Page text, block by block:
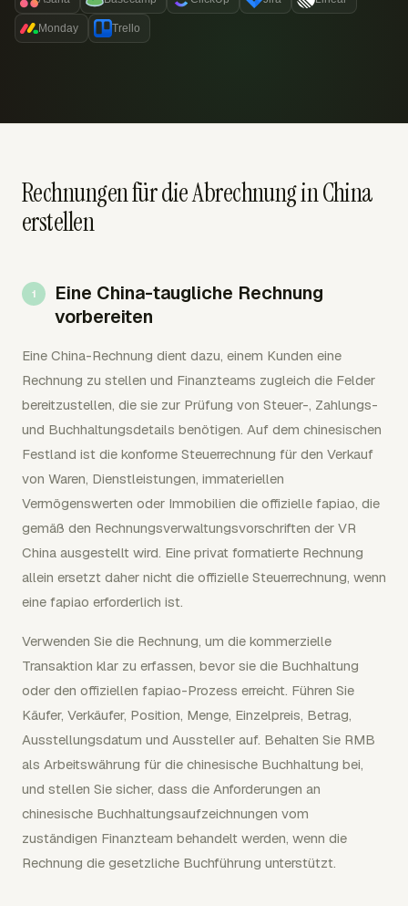
Monday Trello
Rechnungen für die Abrechnung in China
erstellen
Eine China-taugliche Rechnung
vorbereiten
Eine China-Rechnung dient dazu, einem Kunden eine
Rechnung zu stellen und Finanzteams zugleich die Felder
bereitzustellen, die sie zur Prüfung von Steuer-, Zahlungs-
und Buchhaltungsdetails benötigen. Auf dem chinesischen
Festland ist die konforme Steuerrechnung für den Verkauf
von Waren, Dienstleistungen, immateriellen
Vermögenswerten oder Immobilien die offizielle fapiao, die
gemäß den Rechnungsverwaltungsvorschriften der VR
China ausgestellt wird. Eine privat formatierte Rechnung
allein ersetzt daher nicht die offizielle Steuerrechnung, wenn
eine fapiao erforderlich ist.
Verwenden Sie die Rechnung, um die kommerzielle
Transaktion klar zu erfassen, bevor sie die Buchhaltung
oder den offiziellen fapiao-Prozess erreicht. Führen Sie
Käufer, Verkäufer, Position, Menge, Einzelpreis, Betrag,
Ausstellungsdatum und Aussteller auf. Behalten Sie RMB
als Arbeitswährung für die chinesische Buchhaltung bei,
und stellen Sie sicher, dass die Anforderungen an
chinesische Buchhaltungsaufzeichnungen vom
zuständigen Finanzteam behandelt werden, wenn die
Rechnung die gesetzliche Buchführung unterstützt.